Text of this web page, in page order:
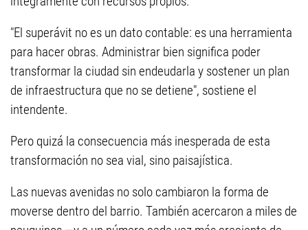
"El superávit no es un dato contable: es una herramienta
para hacer obras. Administrar bien significa poder
transformar la ciudad sin endeudarla y sostener un plan
de infraestructura que no se detiene", sostiene el
intendente.
Pero quizá la consecuencia más inesperada de esta
transformación no sea vial, sino paisajística.
Las nuevas avenidas no solo cambiaron la forma de
moverse dentro del barrio. También acercaron a miles de